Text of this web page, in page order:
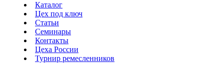
Каталог
Цех под ключ
Статьи
Семинары
Контакты
Цеха России
Турнир ремесленников